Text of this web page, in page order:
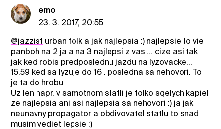
emo
23. 3. 2017, 20:55
@jazzist urban folk a jak najlepsia :) najlepsie to vie
panboh na 2 ja a na 3 najlepsi z vas ... cize asi tak
jak ked robis predposlednu jazdu na lyzovacke...
15.59 ked sa lyzuje do 16 . posledna sa nehovori. To
je ta do hrobu
Uz len napr. v samotnom statli je tolko sqelych kapiel
ze najlepsia ani asi najlepsia sa nehovori :) ja jak
neunavny propagator a obdivovatel statlu to snad
musim vediet lepsie :)